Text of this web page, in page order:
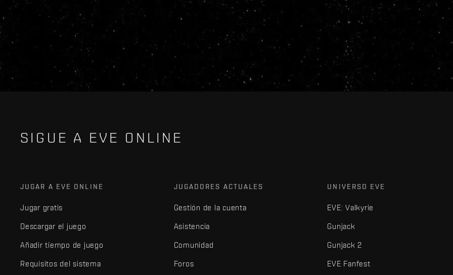
SIGUE A EVE ONLINE
JUGAR A EVE ONLINE
Jugar gratis
Descargar el juego
Añadir tiempo de juego
Requisitos del sistema
JUGADORES ACTUALES
Gestión de la cuenta
Asistencia
Comunidad
Foros
UNIVERSO EVE
EVE: Valkyrie
Gunjack
Gunjack 2
EVE Fanfest